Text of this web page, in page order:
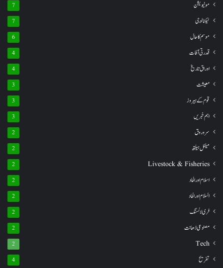
موٹیویشن 7
ٹیکنالوجی 7
موسم کا حال 6
قدرتی آفات 4
اوراق تاریخ 4
معیشت 3
قوم کے ہیروز 3
اہم خبریں 3
سروروق 2
مینٹل ہیلتھ 2
Livestock & Fisheries
2
اسلام اور الحاد 2
السلام اور الحاد 2
فری لانسنگ 2
مصنوعی ذھانت 2
Tech
2
تفریح 4